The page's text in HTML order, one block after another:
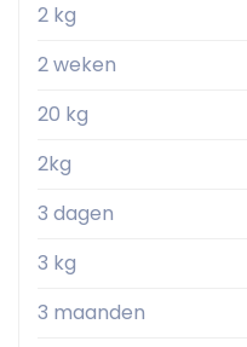
2 kg
2 weken
20 kg
2kg
3 dagen
3 kg
3 maanden